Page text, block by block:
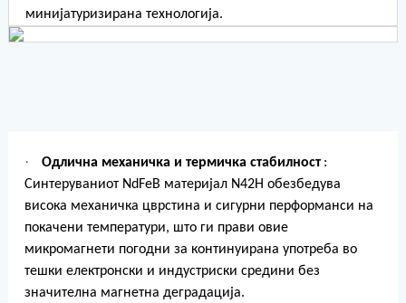
минијатуризирана технологија.
· Одлична механичка и термичка стабилност :
Синтеруваниот NdFeB материјал N42H обезбедува
висока механичка цврстина и сигурни перформанси на
покачени температури, што ги прави овие
микромагнети погодни за континуирана употреба во
тешки електронски и индустриски средини без
значителна магнетна деградација.